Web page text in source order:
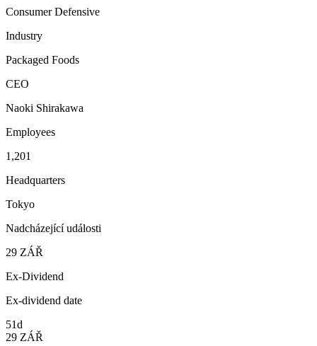
Consumer Defensive
Industry
Packaged Foods
CEO
Naoki Shirakawa
Employees
1,201
Headquarters
Tokyo
Nadcházející události
29 ZÁŘ
Ex-Dividend
Ex-dividend date
51d
29 ZÁŘ